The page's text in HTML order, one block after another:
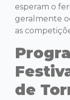
esperam o
geralmente
as
de